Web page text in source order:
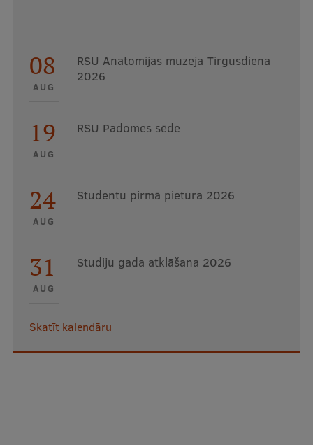
08
AUG
RSU Anatomijas muzeja Tirgusdiena
2026
19
AUG
RSU Padomes sēde
24
AUG
Studentu pirmā pietura 2026
31
AUG
Studiju gada atklāšana 2026
Skatīt kalendāru